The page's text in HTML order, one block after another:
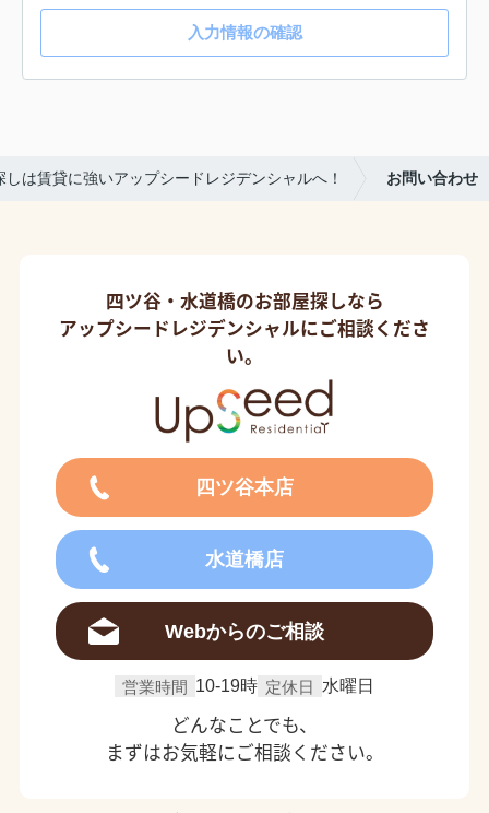
入力情報の確認
は賃貸に強いアップシードレジデンシャルへ！ お問い合わせ
四ツ谷・水道橋のお部屋探しなら
アップシードレジデンシャルにご相談くださ
い。
四ツ谷本店
水道橋店
Webからのご相談
営業時間 10-19時 定休日 水曜日
どんなことでも、
まずはお気軽にご相談ください。